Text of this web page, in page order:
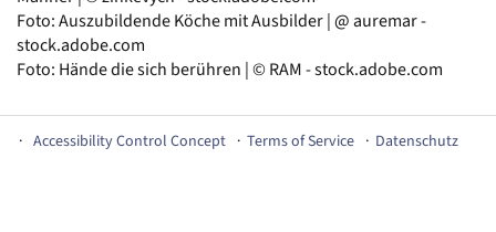
Foto: Auszubildende Köche mit Ausbilder | @ auremar -
stock.adobe.com
Foto: Hände die sich berühren | © RAM - stock.adobe.com
Accessibility Control Concept Terms of Service Datenschutz